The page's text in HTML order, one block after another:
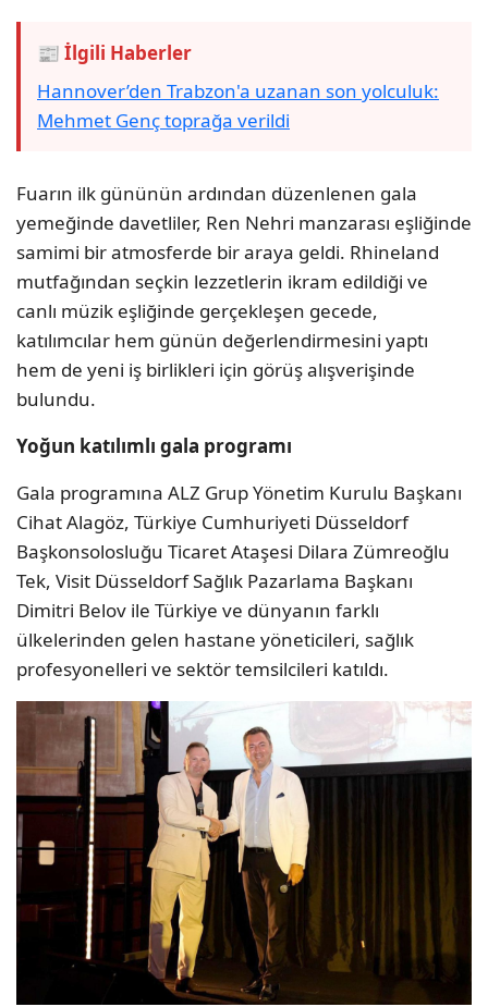
📰 İlgili Haberler
Hannover’den Trabzon'a uzanan son yolculuk:
Mehmet Genç toprağa verildi
Fuarın ilk gününün ardından düzenlenen gala
yemeğinde davetliler, Ren Nehri manzarası eşliğinde
samimi bir atmosferde bir araya geldi. Rhineland
mutfağından seçkin lezzetlerin ikram edildiği ve
canlı müzik eşliğinde gerçekleşen gecede,
katılımcılar hem günün değerlendirmesini yaptı
hem de yeni iş birlikleri için görüş alışverişinde
bulundu.
Yoğun katılımlı gala programı
Gala programına ALZ Grup Yönetim Kurulu Başkanı
Cihat Alagöz, Türkiye Cumhuriyeti Düsseldorf
Başkonsolosluğu Ticaret Ataşesi Dilara Zümreoğlu
Tek, Visit Düsseldorf Sağlık Pazarlama Başkanı
Dimitri Belov ile Türkiye ve dünyanın farklı
ülkelerinden gelen hastane yöneticileri, sağlık
profesyonelleri ve sektör temsilcileri katıldı.